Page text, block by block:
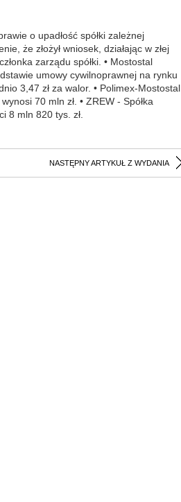
o upadłość spółki zależnej
że złożył wniosek, działając w złej
zarządu spółki. • Mostostal
umowy cywilnoprawnej na rynku
3,47 zł za walor. • Polimex-Mostostal
70 mln zł. • ZREW - Spółka
8 mln 820 tys. zł.
NASTĘPNY ARTYKUŁ Z WYDANIA